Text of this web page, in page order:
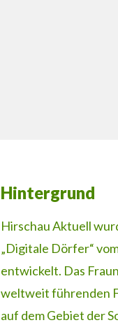
Hintergrund
Hirschau Aktuell
„Digitale Dörfer“
entwickelt. Das
weltweit führenden
auf dem Gebiet der